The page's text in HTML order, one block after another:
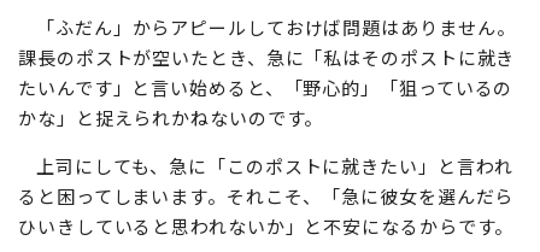
「ふだん」からアピールしておけば問題はありません。
課長のポストが空いたとき、急に「私はそのポストに就き
たいんです」と言い始めると、「野心的」「狙っているの
かな」と捉えられかねないのです。
上司にしても、急に「このポストに就きたい」と言われ
ると困ってしまいます。それこそ、「急に彼女を選んだら
ひいきしていると思われないか」と不安になるからです。